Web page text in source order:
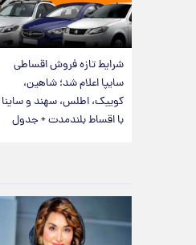
شرایط تازه فروش اقساطی
سایپا اعلام شد؛ شاهین،
کوییک، اطلس، سهند و ساینا
با اقساط بلندمدت + جدول